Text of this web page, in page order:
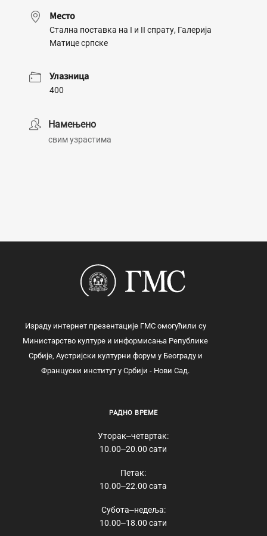
Место
Стална поставка на I и II спрату, Галерија
Матице српске
Улазница
400
Намењено
свим узрастима
Израду интернет презентације ГМС омогућили су
Министарство културе и информисања Републике
Србије, Аустријски културни форум у Београду и
Француски институт у Србији - Нови Сад.
РАДНО ВРЕМЕ
Уторак‒четвртак:
10.00‒20.00 сати
Петак:
10.00‒22.00 сата
Субота‒недеља:
10.00‒18.00 сати